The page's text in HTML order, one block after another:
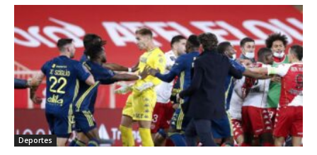
Deportes